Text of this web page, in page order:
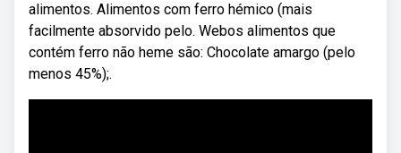
alimentos. Alimentos com ferro hémico (mais
facilmente absorvido pelo. Webos alimentos que
contém ferro não heme são: Chocolate amargo (pelo
menos 45%);.